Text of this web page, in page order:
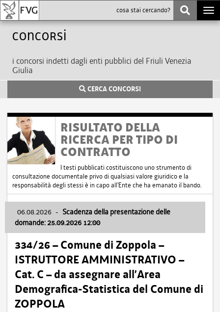
Concorsi
i concorsi indetti dagli enti pubblici del Friuli Venezia
Giulia
CERCA CONCORSI
RISULTATO DELLA
RICERCA PER TIPO DI
CONTRATTO
I testi pubblicati costituiscono uno strumento di
consultazione documentale privo di qualsiasi valore giuridico e la
responsabilità degli stessi è in capo all'Ente che ha emanato il bando.
06.08.2026 - Scadenza della presentazione delle
domande: 25.09.2026 12:00
334/26 – Comune di Zoppola –
ISTRUTTORE AMMINISTRATIVO –
Cat. C – da assegnare all’Area
Demografica-Statistica del Comune di
ZOPPOLA